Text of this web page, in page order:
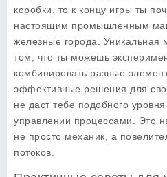
коробки, то к концу игры ты
настоящим промышленным
железные города. Уникальная
том, что ты можешь
комбинировать разные
эффективные решения для
не даст тебе подобного
управлении процессами. Это
не просто механик, а
потоков.